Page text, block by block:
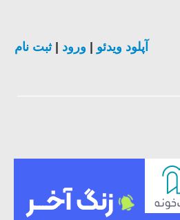
آپلود ویدئو ورود |ثبت نام